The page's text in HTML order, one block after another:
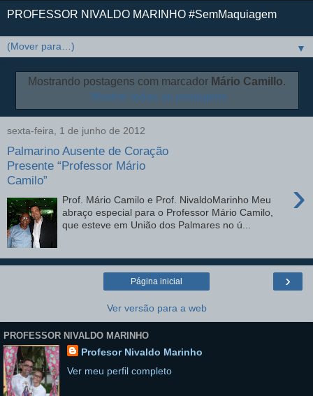
PROFESSOR NIVALDO MARINHO #SemMaquiagem
▼
Mostrando postagens com marcador Mário Camillo.
Mostrar todas as postagens
sexta-feira, 1 de junho de 2012
Palmarino Ausente de Coração
Presente “Professor Mário
Camilo”
›
Prof. Mário Camilo e Prof. NivaldoMarinho Meu
abraço especial para o Professor Mário Camilo,
que esteve em União dos Palmares no ú...
›
Página inicial
Ver versão para a web
PROFESSOR NIVALDO MARINHO
Profesor Nivaldo Marinho
Ver meu perfil completo